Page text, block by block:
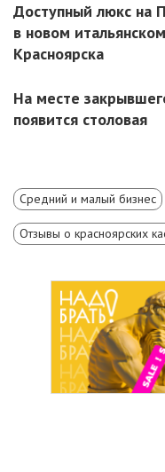
Доступный люкс на
в новом
Красноярска
На месте
появится столовая
Средний и малый бизнес
Отзывы о красноярских